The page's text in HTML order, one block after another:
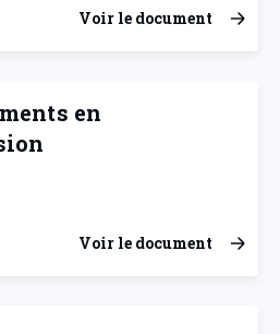
Voir le document
en
Voir le document